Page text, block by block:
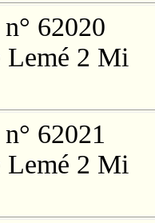
62020
Lemé 2 Mi
62021
Lemé 2 Mi